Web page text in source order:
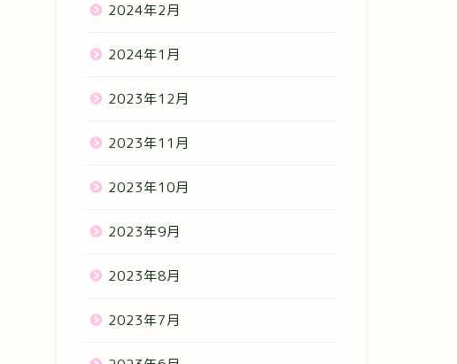
2024年2月
2024年1月
2023年12月
2023年11月
2023年10月
2023年9月
2023年8月
2023年7月